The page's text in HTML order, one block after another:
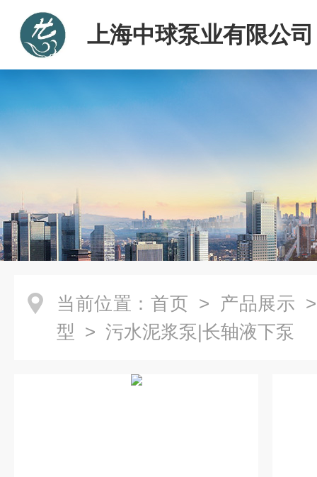
上海中球泵业有限公司
当前位置： 首页 > 产品展示
型 > 污水泥浆泵|长轴液下泵